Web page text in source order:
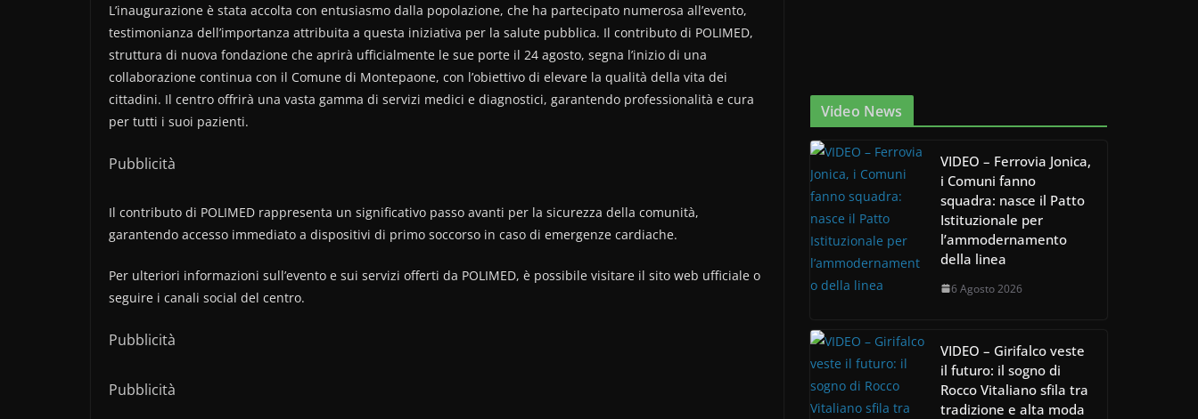
L’inaugurazione è stata accolta con entusiasmo dalla popolazione, che ha partecipato numerosa all’evento,
testimonianza dell’importanza attribuita a questa iniziativa per la salute pubblica. Il contributo di POLIMED,
struttura di nuova fondazione che aprirà ufficialmente le sue porte il 24 agosto, segna l’inizio di una
collaborazione continua con il Comune di Montepaone, con l’obiettivo di elevare la qualità della vita dei
cittadini. Il centro offrirà una vasta gamma di servizi medici e diagnostici, garantendo professionalità e cura
per tutti i suoi pazienti.
Pubblicità
Il contributo di POLIMED rappresenta un significativo passo avanti per la sicurezza della comunità,
garantendo accesso immediato a dispositivi di primo soccorso in caso di emergenze cardiache.
Per ulteriori informazioni sull’evento e sui servizi offerti da POLIMED, è possibile visitare il sito web ufficiale o
seguire i canali social del centro.
Pubblicità
Pubblicità
Video News
VIDEO – Ferrovia Jonica,
i Comuni fanno
squadra: nasce il Patto
Istituzionale per
l’ammodernamento
della linea
6 Agosto 2026
VIDEO – Girifalco veste
il futuro: il sogno di
Rocco Vitaliano sfila tra
tradizione e alta moda